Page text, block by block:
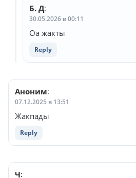
Б. Д:
30.05.2026 в 00:11
Оа жакты
Reply
Аноним:
07.12.2025 в 13:51
Жакпады
Reply
Ч: